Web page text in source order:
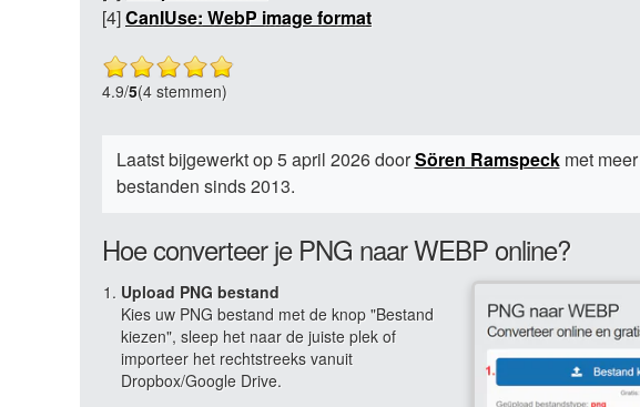
[4]CanIUse: WebP image format
4.9/5(4 stemmen)
Laatst bijgewerkt op 5 april 2026 doorSören Ramspeckmet
bestanden sinds 2013.
Hoe converteer je PNG naar WEBP online?
Upload PNG bestand
Kies uw PNG bestand met de knop "Bestand
kiezen", sleep het naar de juiste plek of
importeer het rechtstreeks vanuit
Dropbox/Google Drive.